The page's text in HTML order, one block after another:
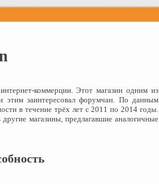
коммерции. Этот магазин одним из
этим заинтересовал форумчан. По данным
в течение трёх лет с 2011 по 2014 годы.
магазины, предлагавшие аналогичные